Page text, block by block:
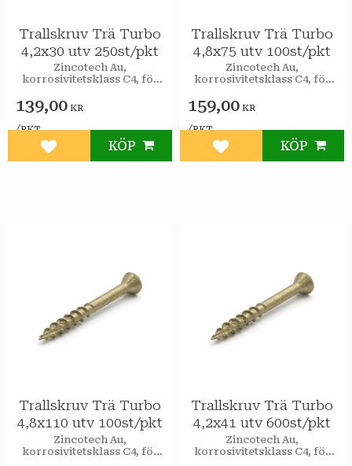
Trallskruv Trä Turbo
4,2x30 utv 250st/pkt
Zincotech Au,
korrosivitetsklass C4, för
139,00 KR
/PKT
Lägg till i favoriter
KÖP
Trallskruv Trä Turbo
4,8x75 utv 100st/pkt
Zincotech Au,
korrosivitetsklass C4, för
159,00 KR
/PKT
Lägg till i favoriter
KÖP
Trallskruv Trä Turbo
4,8x110 utv 100st/pkt
Zincotech Au,
korrosivitetsklass C4, för
Trallskruv Trä Turbo
4,2x41 utv 600st/pkt
Zincotech Au,
korrosivitetsklass C4, för